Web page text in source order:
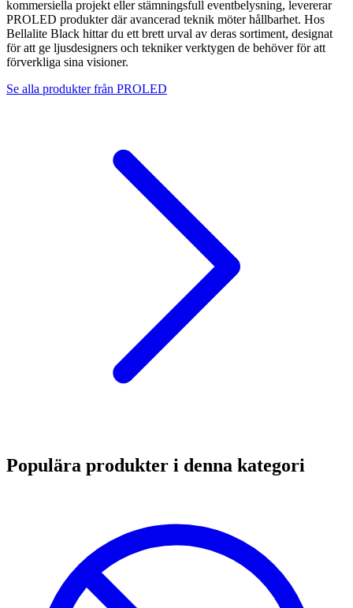
kommersiella projekt eller stämningsfull eventbelysning, levererar
PROLED produkter där avancerad teknik möter hållbarhet. Hos
Bellalite Black hittar du ett brett urval av deras sortiment, designat
för att ge ljusdesigners och tekniker verktygen de behöver för att
förverkliga sina visioner.
Se alla produkter från PROLED
Populära produkter i denna kategori